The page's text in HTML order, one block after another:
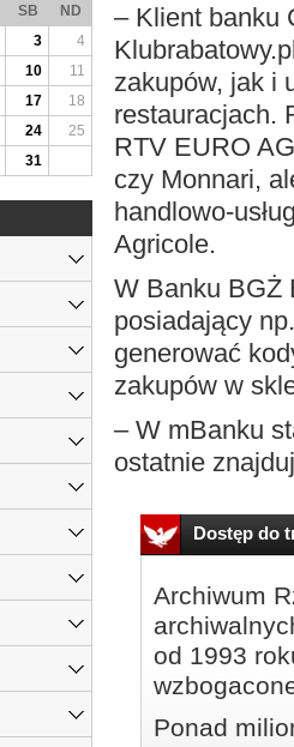
– Klient banku
zakupów, jak i
restauracjach.
RTV EURO
czy Monnari,
handlowo-
Agricole.
W Banku BGŻ
posiadający
generować
zakupów w
– W mBanku
ostatnie
Dostęp do
Archiwum
od 1993
Ponad
SB
ND
3
4
10
11
17
18
24
25
31